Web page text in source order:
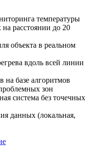
температуры
расстоянии до 20
объекта в реальном
вдоль всей линии
на базе алгоритмов
зон
система без точечных
данных (локальная,